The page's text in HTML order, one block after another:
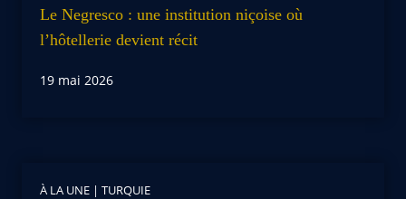
Le Negresco : une institution niçoise où
l’hôtellerie devient récit
19 mai 2026
À LA UNE | TURQUIE